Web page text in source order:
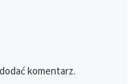
komentarz.